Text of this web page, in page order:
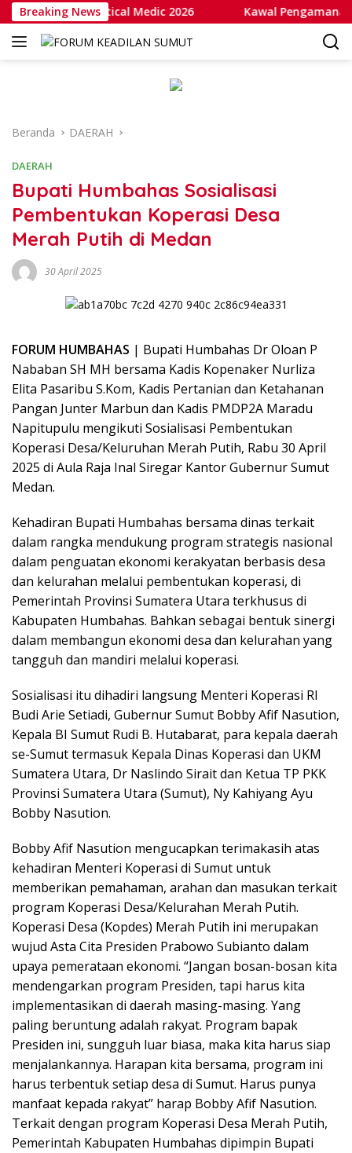
Langsung
ke
konten
Breaking News
dan Tactical Medic 2026 Kawal Pengamanan
Beranda DAERAH
DAERAH
Bupati Humbahas Sosialisasi
Pembentukan Koperasi Desa
Merah Putih di Medan
30 April 2025
FORUM HUMBAHAS | Bupati Humbahas Dr Oloan P
Nababan SH MH bersama Kadis Kopenaker Nurliza
Elita Pasaribu S.Kom, Kadis Pertanian dan Ketahanan
Pangan Junter Marbun dan Kadis PMDP2A Maradu
Napitupulu mengikuti Sosialisasi Pembentukan
Koperasi Desa/Keluruhan Merah Putih, Rabu 30 April
2025 di Aula Raja Inal Siregar Kantor Gubernur Sumut
Medan.
Kehadiran Bupati Humbahas bersama dinas terkait
dalam rangka mendukung program strategis nasional
dalam penguatan ekonomi kerakyatan berbasis desa
dan kelurahan melalui pembentukan koperasi, di
Pemerintah Provinsi Sumatera Utara terkhusus di
Kabupaten Humbahas. Bahkan sebagai bentuk sinergi
dalam membangun ekonomi desa dan kelurahan yang
tangguh dan mandiri melalui koperasi.
Sosialisasi itu dihadiri langsung Menteri Koperasi RI
Budi Arie Setiadi, Gubernur Sumut Bobby Afif Nasution,
Kepala BI Sumut Rudi B. Hutabarat, para kepala daerah
se-Sumut termasuk Kepala Dinas Koperasi dan UKM
Sumatera Utara, Dr Naslindo Sirait dan Ketua TP PKK
Provinsi Sumatera Utara (Sumut), Ny Kahiyang Ayu
Bobby Nasution.
Bobby Afif Nasution mengucapkan terimakasih atas
kehadiran Menteri Koperasi di Sumut untuk
memberikan pemahaman, arahan dan masukan terkait
program Koperasi Desa/Kelurahan Merah Putih.
Koperasi Desa (Kopdes) Merah Putih ini merupakan
wujud Asta Cita Presiden Prabowo Subianto dalam
upaya pemerataan ekonomi. “Jangan bosan-bosan kita
mendengarkan program Presiden, tapi harus kita
implementasikan di daerah masing-masing. Yang
paling beruntung adalah rakyat. Program bapak
Presiden ini, sungguh luar biasa, maka kita harus siap
menjalankannya. Harapan kita bersama, program ini
harus terbentuk setiap desa di Sumut. Harus punya
manfaat kepada rakyat” harap Bobby Afif Nasution.
Terkait dengan program Koperasi Desa Merah Putih,
Pemerintah Kabupaten Humbahas dipimpin Bupati